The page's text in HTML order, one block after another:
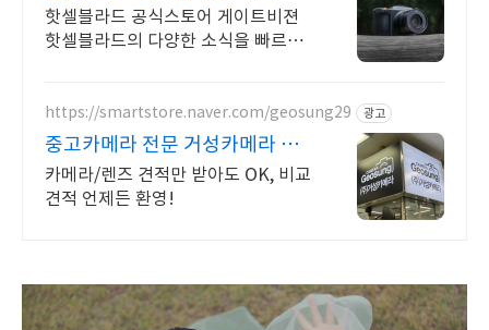
젼
핫셀블라드 공식스토어 게이트비젼
핫셀블라드의 다양한 소식을 빠르게
https://smartstore.naver.com/geosung29 광고
중고카메라 전문 거성카메라 재
구매율 높은 매장!
카메라/렌즈 견적만 받아도 OK, 비교
견적 언제든 환영!